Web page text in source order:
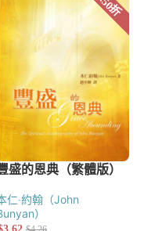
仁‧約翰（John
）